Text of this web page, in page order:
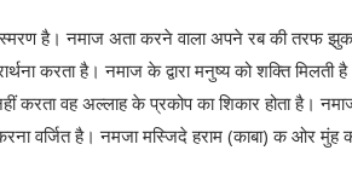
स्‍मरण है। नमाज अता करने वाला अपने रब की तरफ
करता है। नमाज के द्वारा मनुष्‍य को शक्ति
करता वह अल्‍लाह के प्रकोप का शिकार होता है।
वर्जित है। नमजा मस्जिदे हराम (काबा) क ओर मुंह